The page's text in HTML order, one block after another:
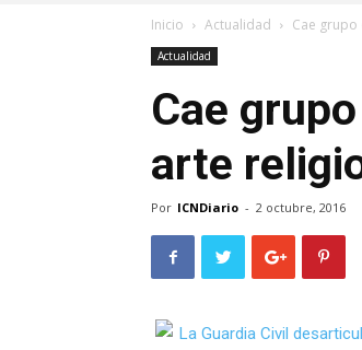
Inicio Actualidad Cae
Actualidad
Cae
arte
Por ICNDiario - 2 octubre, 2016